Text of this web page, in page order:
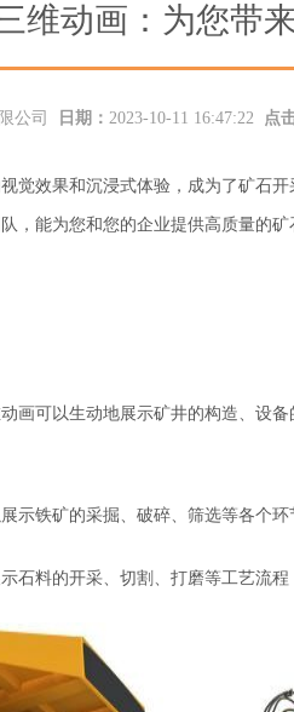
维动画：为您带
公司 日期：2023-10-11 16:47:22 点
觉效果和沉浸式体验，成为了矿石
， 能为您和您的企业提供高质量的矿
画可以生动地展示矿井的构造、设
展示铁矿的采掘、破碎、筛选等各个环
石料的开采、切割、打磨等工艺流程